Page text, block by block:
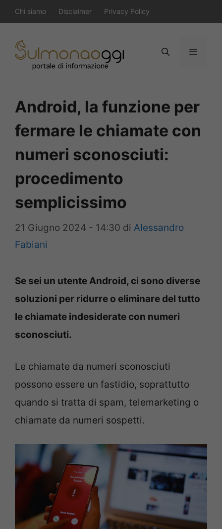
al
contenuto
Chi siamo Disclaimer Privacy Policy
Menu
Android, la funzione per
fermare le chiamate con
numeri sconosciuti:
procedimento
semplicissimo
21 Giugno 2024 - 14:30 di Alessandro
Fabiani
Se sei un utente Android, ci sono diverse
soluzioni per ridurre o eliminare del tutto
le chiamate indesiderate con numeri
sconosciuti.
Le chiamate da numeri sconosciuti
possono essere un fastidio, soprattutto
quando si tratta di spam, telemarketing o
chiamate da numeri sospetti.